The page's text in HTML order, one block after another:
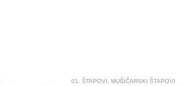
01. ŠTAPOVI, MUŠIČARSKI ŠTAPOVI